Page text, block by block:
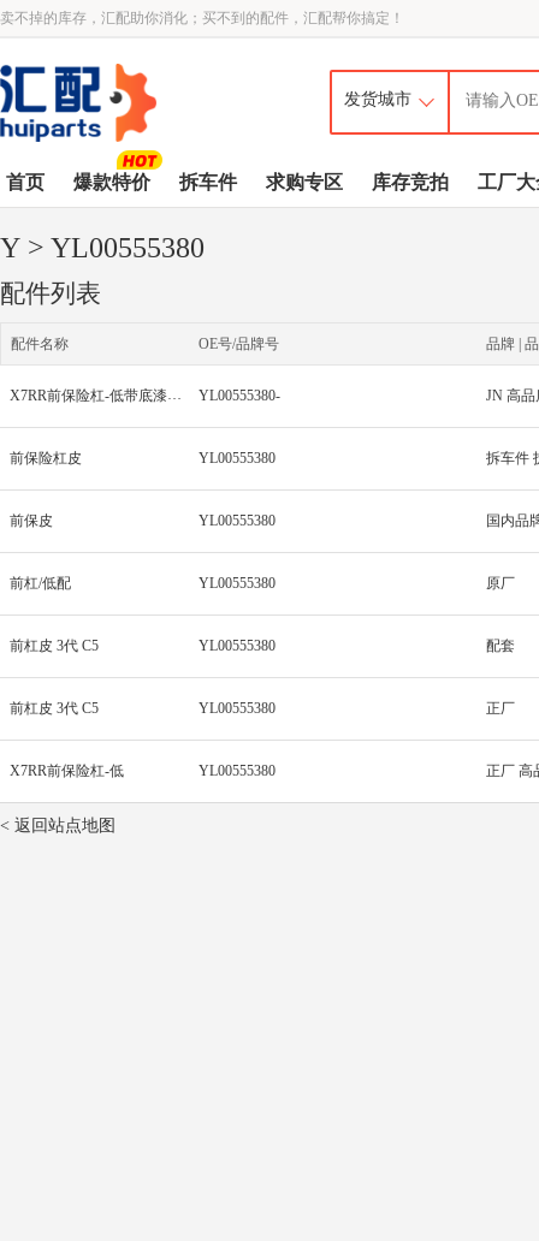
卖不掉的库存，汇配助你消化；买不到的配件，汇配帮你搞定！
首页 爆款特价 拆车件 求购专区 库存竞拍 工厂大
Y > YL00555380
配件列表
配件名称 OE号/品牌号 品牌 |
X7RR前保险杠-低带底漆全标 YL00555380- JN 高品
前保险杠皮 YL00555380 拆车件
前保皮 YL00555380 国内品
前杠/低配 YL00555380 原厂
前杠皮 3代 C5 YL00555380 配套
前杠皮 3代 C5 YL00555380 正厂
X7RR前保险杠-低 YL00555380 正厂 高
< 返回站点地图